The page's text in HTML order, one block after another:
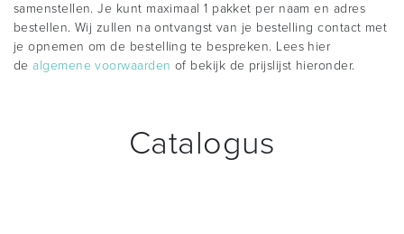
samenstellen. Je kunt maximaal 1 pakket per naam en adres
bestellen. Wij zullen na ontvangst van je bestelling contact met
je opnemen om de bestelling te bespreken. Lees hier
dealgemene voorwaarden of bekijk de prijslijst hieronder.
Catalogus